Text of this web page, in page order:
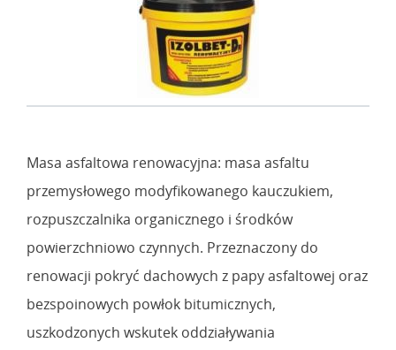
Masa asfaltowa renowacyjna: masa asfaltu
przemysłowego modyfikowanego kauczukiem,
rozpuszczalnika organicznego i środków
powierzchniowo czynnych. Przeznaczony do
renowacji pokryć dachowych z papy asfaltowej oraz
bezspoinowych powłok bitumicznych,
uszkodzonych wskutek oddziaływania